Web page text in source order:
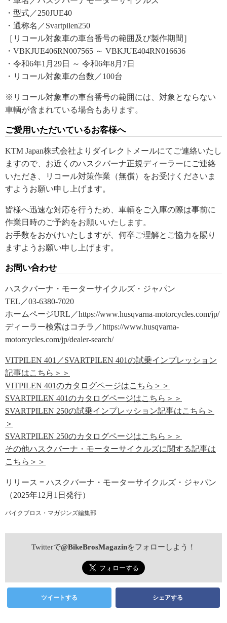
・型式／250JUE40
・通称名／Svartpilen250
［リコール対象車の車台番号の範囲及び製作期間］
・VBKJUE406RN007565 ～ VBKJUE404RN016636
・令和6年1月29日 ～ 令和6年8月7日
・リコール対象車の台数／100台
※リコール対象車の車台番号の範囲には、対象とならない
車輌が含まれている場合もあります。
ご愛用いただいているお客様へ
KTM Japan株式会社よりダイレクトメールにてご連絡いたし
ますので、お近くのハスクバーナ正規ディーラーにご連絡
いただき、リコール対策作業（無償）をお受けくださいま
すようお願い申し上げます。
皆様へ迅速な対応を行うため、車輌をご入庫の際は事前に
作業日時のご予約をお願いいたします。
お手数をおかけいたしますが、何卒ご理解とご協力を賜り
ますようお願い申し上げます。
お問い合わせ
ハスクバーナ・モーターサイクルズ・ジャパン
TEL／03-6380-7020
ホームページURL／https://www.husqvarna-motorcycles.com/jp/
ディーラー検索はコチラ／https://www.husqvarna-
motorcycles.com/jp/dealer-search/
VITPILEN 401／SVARTPILEN 401の試乗インプレッション
記事はこちら＞＞
VITPILEN 401のカタログページはこちら＞＞
SVARTPILEN 401のカタログページはこちら＞＞
SVARTPILEN 250の試乗インプレッション記事はこちら＞
＞
SVARTPILEN 250のカタログページはこちら＞＞
その他ハスクバーナ・モーターサイクルズに関する記事は
こちら＞＞
リリース = ハスクバーナ・モーターサイクルズ・ジャパン
（2025年12月1日発行）
バイクブロス・マガジンズ編集部
Twitterで@BikeBrosMagazinをフォローしよう！
ツイートする シェアする